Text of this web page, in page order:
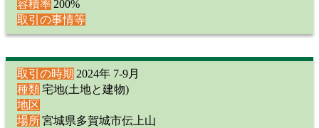
容積率200%
取引の事情等
取引の時期 2024年 7-9月
種類 宅地(土地と建物)
地区
場所宮城県多賀城市伝上山